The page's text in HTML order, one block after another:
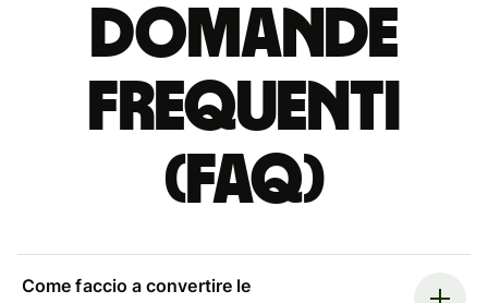
Domande
Frequenti
(FAQ)
Come faccio a convertire le